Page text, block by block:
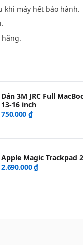
khi máy hết bảo hành.
Dán 3M JRC Full
13-16 inch
750.000 ₫
Apple Magic Trackpad
2.690.000 ₫